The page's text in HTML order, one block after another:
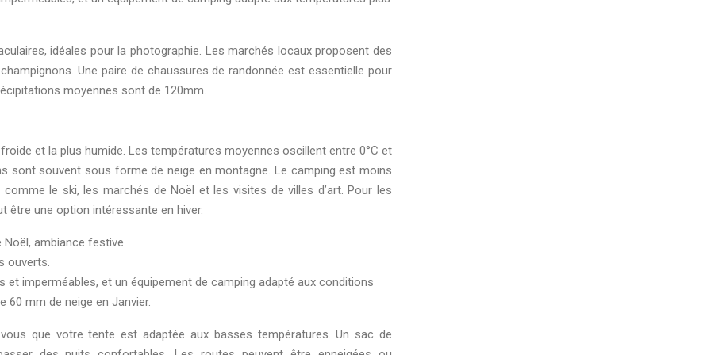
idéales pour la photographie. Les marchés locaux proposent des
Une paire de chaussures de randonnée est essentielle pour
moyennes sont de 120mm.
et la plus humide. Les températures moyennes oscillent entre 0°C et
sont souvent sous forme de neige en montagne. Le camping est moins
le ski, les marchés de Noël et les visites de villes d’art. Pour les
être une option intéressante en hiver.
ambiance festive.
ouverts.
imperméables, et un équipement de camping adapté aux conditions
60 mm de neige en Janvier.
que votre tente est adaptée aux basses températures. Un sac de